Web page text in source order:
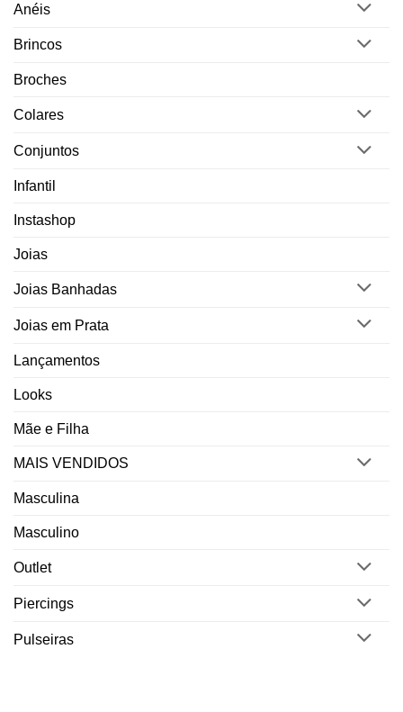
Anéis
Brincos
Broches
Colares
Conjuntos
Infantil
Instashop
Joias
Joias Banhadas
Joias em Prata
Lançamentos
Looks
Mãe e Filha
MAIS VENDIDOS
Masculina
Masculino
Outlet
Piercings
Pulseiras